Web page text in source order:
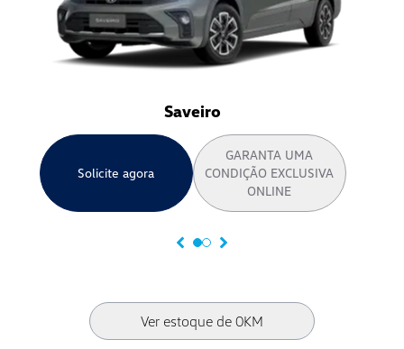
Saveiro
Solicite agora
GARANTA UMA
CONDIÇÃO EXCLUSIVA
ONLINE
Ver estoque de 0KM